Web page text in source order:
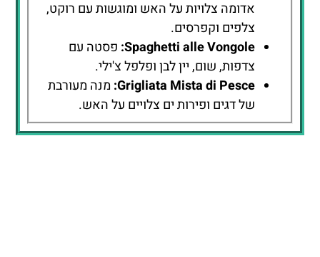
אדומה צלויות על האש ומוגשות עם רוקט,
צלפים וקפרסים.
Spaghetti alle Vongole: פסטה עם
צדפות, שום, יין לבן ופלפל צ'ילי.
Grigliata Mista di Pesce: מנה מעורבת
של דגים ופירות ים צלויים על האש.